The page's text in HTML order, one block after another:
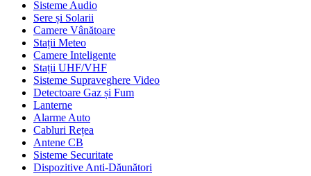
Sisteme Audio
Sere și Solarii
Camere Vânătoare
Stații Meteo
Camere Inteligente
Stații UHF/VHF
Sisteme Supraveghere Video
Detectoare Gaz și Fum
Lanterne
Alarme Auto
Cabluri Rețea
Antene CB
Sisteme Securitate
Dispozitive Anti-Dăunători